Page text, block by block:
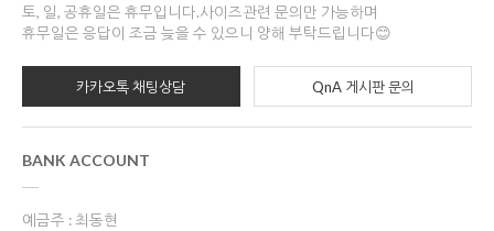
토, 일, 공휴일은 휴무입니다.사이즈관련 문의만 가능하며
휴무일은 응답이 조금 늦을 수 있으니 양해 부탁드립니다😊
카카오톡 채팅상담 QnA 게시판 문의
BANK ACCOUNT
예금주 : 최동현